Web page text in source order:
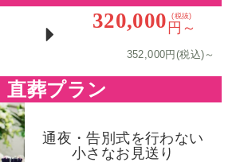
320,000 (税抜)
円～
352,000円(税込)～
直葬プラン
通夜・告別式を行わない
小さなお見送り